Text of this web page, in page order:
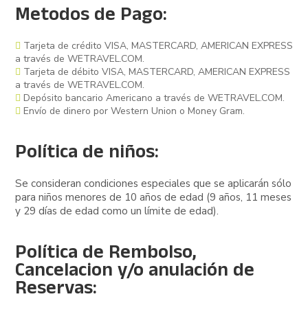
Metodos de Pago:
Tarjeta de crédito VISA, MASTERCARD, AMERICAN EXPRESS
a través de WETRAVEL.COM.
Tarjeta de débito VISA, MASTERCARD, AMERICAN EXPRESS
a través de WETRAVEL.COM.
Depósito bancario Americano a través de WETRAVEL.COM.
Envío de dinero por Western Union o Money Gram.
Política de niños:
Se consideran condiciones especiales que se aplicarán sólo
para niños menores de 10 años de edad (9 años, 11 meses
y 29 días de edad como un límite de edad).
Política de Rembolso,
Cancelacion y/o anulación de
Reservas: